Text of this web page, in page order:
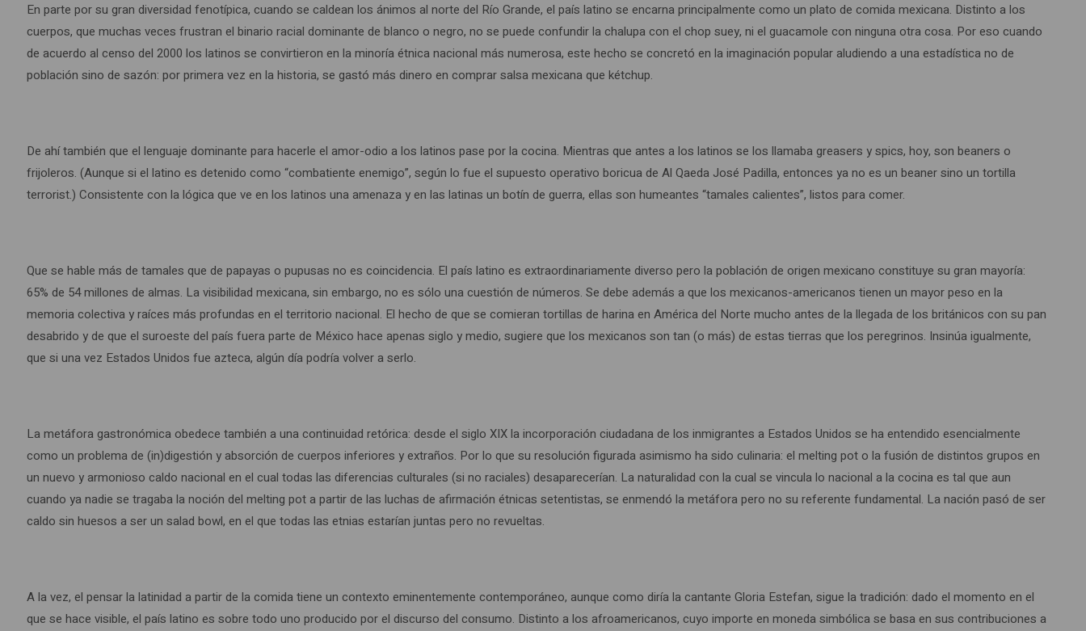
En parte por su gran diversidad fenotípica, cuando se caldean los ánimos al norte del Río Grande, el país latino se encarna principalmente como un plato de comida mexicana. Distinto a los
cuerpos, que muchas veces frustran el binario racial dominante de blanco o negro, no se puede confundir la chalupa con el chop suey, ni el guacamole con ninguna otra cosa. Por eso cuando
de acuerdo al censo del 2000 los latinos se convirtieron en la minoría étnica nacional más numerosa, este hecho se concretó en la imaginación popular aludiendo a una estadística no de
población sino de sazón: por primera vez en la historia, se gastó más dinero en comprar salsa mexicana que kétchup.
De ahí también que el lenguaje dominante para hacerle el amor-odio a los latinos pase por la cocina. Mientras que antes a los latinos se los llamaba greasers y spics, hoy, son beaners o
frijoleros. (Aunque si el latino es detenido como “combatiente enemigo”, según lo fue el supuesto operativo boricua de Al Qaeda José Padilla, entonces ya no es un beaner sino un tortilla
terrorist.) Consistente con la lógica que ve en los latinos una amenaza y en las latinas un botín de guerra, ellas son humeantes “tamales calientes”, listos para comer.
Que se hable más de tamales que de papayas o pupusas no es coincidencia. El país latino es extraordinariamente diverso pero la población de origen mexicano constituye su gran mayoría:
65% de 54 millones de almas. La visibilidad mexicana, sin embargo, no es sólo una cuestión de números. Se debe además a que los mexicanos-americanos tienen un mayor peso en la
memoria colectiva y raíces más profundas en el territorio nacional. El hecho de que se comieran tortillas de harina en América del Norte mucho antes de la llegada de los británicos con su pan
desabrido y de que el suroeste del país fuera parte de México hace apenas siglo y medio, sugiere que los mexicanos son tan (o más) de estas tierras que los peregrinos. Insinúa igualmente,
que si una vez Estados Unidos fue azteca, algún día podría volver a serlo.
La metáfora gastronómica obedece también a una continuidad retórica: desde el siglo XIX la incorporación ciudadana de los inmigrantes a Estados Unidos se ha entendido esencialmente
como un problema de (in)digestión y absorción de cuerpos inferiores y extraños. Por lo que su resolución figurada asimismo ha sido culinaria: el melting pot o la fusión de distintos grupos en
un nuevo y armonioso caldo nacional en el cual todas las diferencias culturales (si no raciales) desaparecerían. La naturalidad con la cual se vincula lo nacional a la cocina es tal que aun
cuando ya nadie se tragaba la noción del melting pot a partir de las luchas de afirmación étnicas setentistas, se enmendó la metáfora pero no su referente fundamental. La nación pasó de ser
caldo sin huesos a ser un salad bowl, en el que todas las etnias estarían juntas pero no revueltas.
A la vez, el pensar la latinidad a partir de la comida tiene un contexto eminentemente contemporáneo, aunque como diría la cantante Gloria Estefan, sigue la tradición: dado el momento en el
que se hace visible, el país latino es sobre todo uno producido por el discurso del consumo. Distinto a los afroamericanos, cuyo importe en moneda simbólica se basa en sus contribuciones a